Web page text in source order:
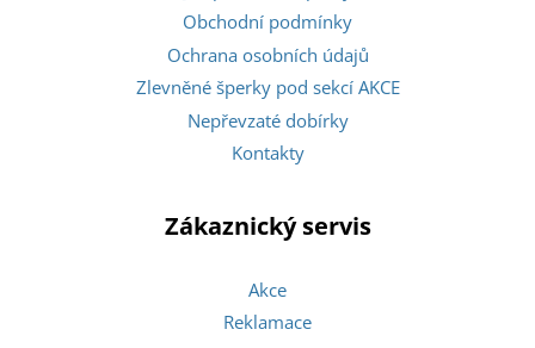
Obchodní podmínky
Ochrana osobních údajů
Zlevněné šperky pod sekcí AKCE
Nepřevzaté dobírky
Kontakty
Zákaznický servis
Akce
Reklamace